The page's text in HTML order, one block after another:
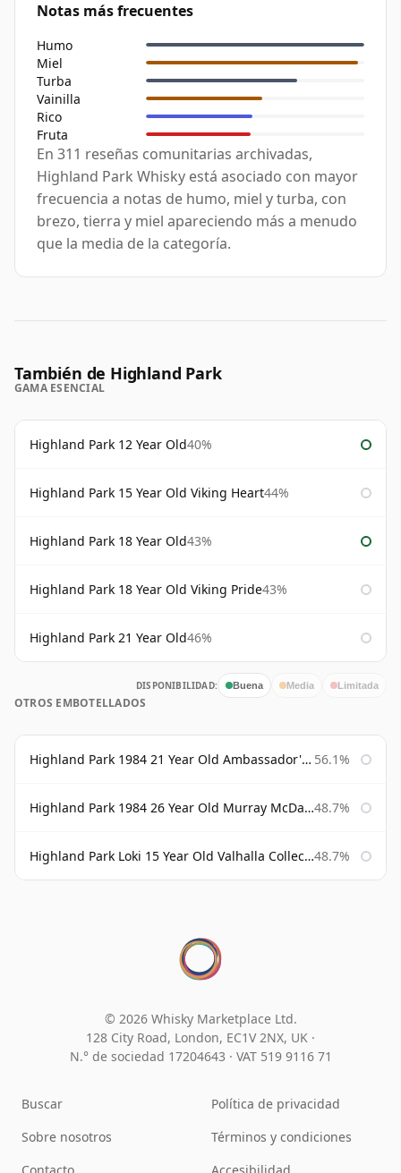
Notas más frecuentes
Humo
Miel
Turba
Vainilla
Rico
Fruta
En 311 reseñas comunitarias archivadas,
Highland Park Whisky está asociado con mayor
frecuencia a notas de humo, miel y turba, con
brezo, tierra y miel apareciendo más a menudo
que la media de la categoría.
También de Highland Park
GAMA ESENCIAL
Highland Park 12 Year Old40%
Highland Park 15 Year Old Viking Heart44%
Highland Park 18 Year Old43%
Highland Park 18 Year Old Viking Pride43%
Highland Park 21 Year Old46%
DISPONIBILIDAD: Buena Media Limitada
OTROS EMBOTELLADOS
Highland Park 1984 21 Year Old Ambassador's Cask 56.1%
Highland Park 1984 26 Year Old Murray McDavid 48.7%
Highland Park Loki 15 Year Old Valhalla Collection 48.7%
© 2026 Whisky Marketplace Ltd.
128 City Road, London, EC1V 2NX, UK ·
N.° de sociedad 17204643 · VAT 519 9116 71
Buscar
Sobre nosotros
Política de privacidad
Términos y condiciones